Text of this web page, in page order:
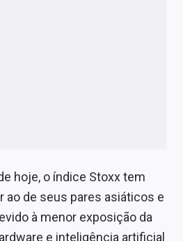
hoje, o índice Stoxx tem
ao de seus pares asiáticos e
à menor exposição da
e inteligência artificial